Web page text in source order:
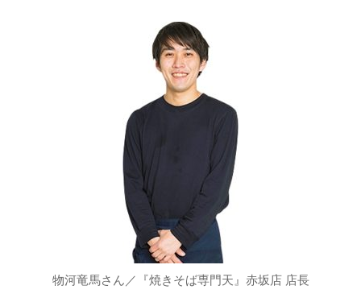
物河竜馬さん／『焼きそば専門天』赤坂店 店長